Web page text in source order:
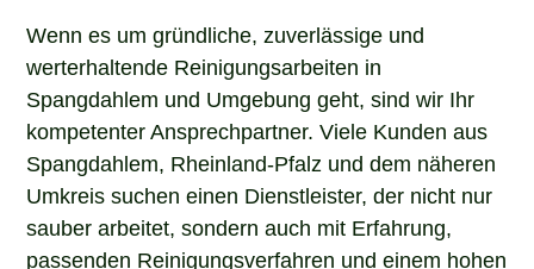
Wenn es um gründliche, zuverlässige und
werterhaltende Reinigungsarbeiten in
Spangdahlem und Umgebung geht, sind wir Ihr
kompetenter Ansprechpartner. Viele Kunden aus
Spangdahlem, Rheinland-Pfalz und dem näheren
Umkreis suchen einen Dienstleister, der nicht nur
sauber arbeitet, sondern auch mit Erfahrung,
passenden Reinigungsverfahren und einem hohen